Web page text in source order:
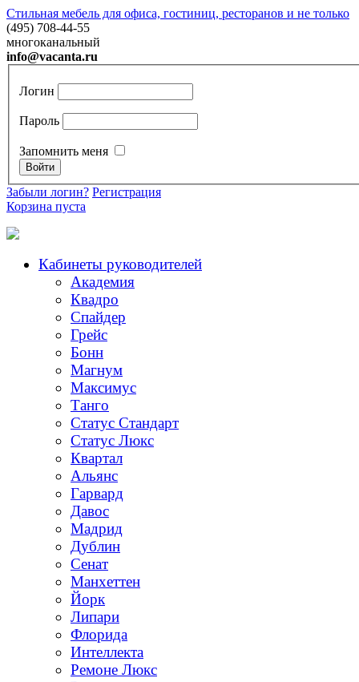
Стильная мебель для офиса, гостиниц, ресторанов и не только
(495) 708-44-55
многоканальный
info@vacanta.ru
Логин
Пароль
Запомнить меня
Забыли логин? Регистрация
Корзина пуста
Кабинеты руководителей
Академия
Квадро
Спайдер
Грейc
Бонн
Магнум
Максимус
Танго
Статус Стандарт
Статус Люкс
Квартал
Альянс
Гарвард
Давос
Мадрид
Дублин
Сенат
Манхеттен
Йорк
Липари
Флорида
Интеллекта
Ремоне Люкс